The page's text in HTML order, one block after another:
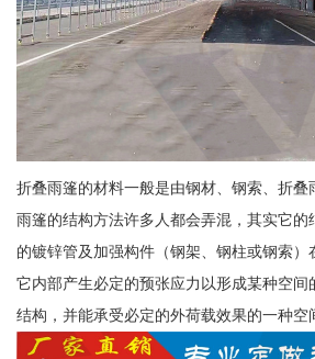
折叠雨篷的材料一般是由钢材、钢索、折叠
雨篷的结构方法许多人都会弄混，其实它的
的镀锌管及加强构件（钢架、钢柱或钢索）
它内部产生必定的预张应力以形成某种空间
结构，并能承受必定的外荷载效果的一种空